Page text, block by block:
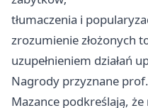
tłumaczenia i
zrozumienie złożonych
uzupełnieniem działań
Nagrody przyznane
Mazance podkreślają,